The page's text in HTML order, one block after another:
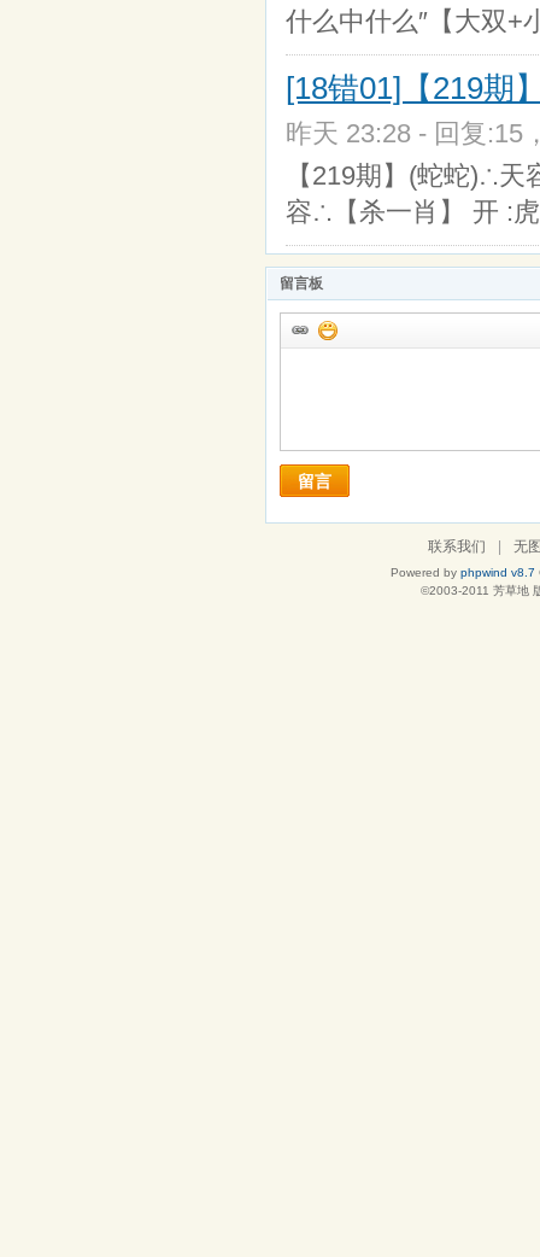
什么中什么″【大双+
[18错01]【219期
昨天 23:28 - 回复:15
【219期】(蛇蛇)∴
容∴【杀一肖】 开 :
留言板
留言
联系我们 | 无
Powered by phpwind v8.7
©2003-2011 芳草地